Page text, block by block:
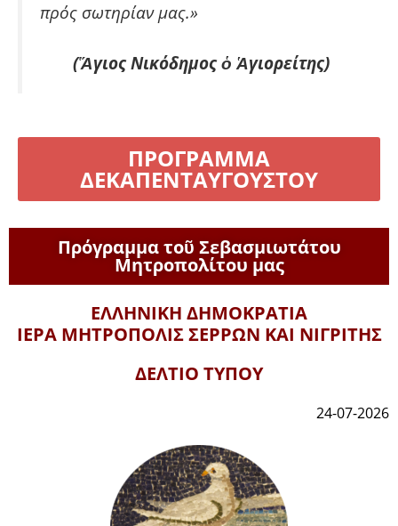
πρός σωτηρίαν μας.»
(Ἅγιος Νικόδημος ὁ Ἁγιορείτης)
ΠΡΌΓΡΑΜΜΑ
ΔΕΚΑΠΕΝΤΑΎΓΟΥΣΤΟΥ
Πρόγραμμα τοῦ Σεβασμιωτάτου
Μητροπολίτου μας
ΕΛΛΗΝΙΚΗ ΔΗΜΟΚΡΑΤΙΑ
ΙΕΡΑ ΜΗΤΡΟΠΟΛΙΣΣΕΡΡΩΝ ΚΑΙ ΝΙΓΡΙΤΗΣ
ΔΕΛΤΙΟ ΤΥΠΟΥ
24-07-2026